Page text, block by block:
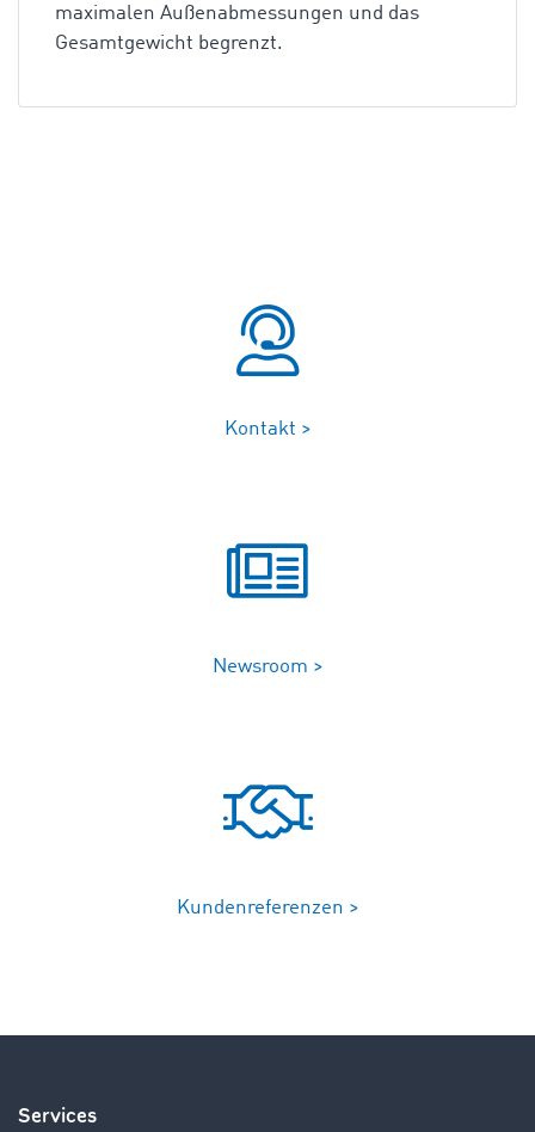
maximalen Außenabmessungen und das
Gesamtgewicht begrenzt.
Kontakt >
Newsroom >
Kundenreferenzen >
Services